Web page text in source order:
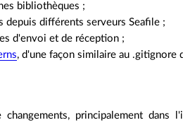
bibliothèques ;
différents serveurs Seafile ;
d'envoi et de réception ;
, d'une façon similaire au .gitignore
principalement dans